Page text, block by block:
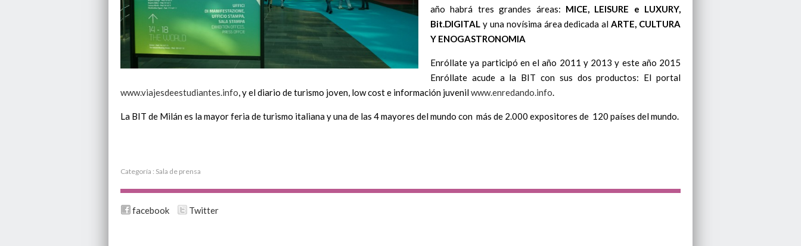
año habrá tres grandes áreas: MICE, LEISURE e LUXURY,
Bit.DIGITAL y una novísima área dedicada alARTE, CULTURA
Y ENOGASTRONOMIA
Enróllate ya participó en el año 2011 y 2013 y este año 2015
Enróllate acude a la BIT con sus dos productos: El portal
www.viajesdeestudiantes.info, y el diario de turismo joven, low cost e información juvenilwww.enredando.info.
La BIT de Milán es la mayor feria de turismo italiana y una de las 4 mayores del mundo con más de 2.000 expositores de 120 países del mundo.
Categoría : Sala de prensa
facebook Twitter